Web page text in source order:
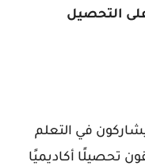
على التحصيل
في التعلم
تحصيلًا أكاديميًا